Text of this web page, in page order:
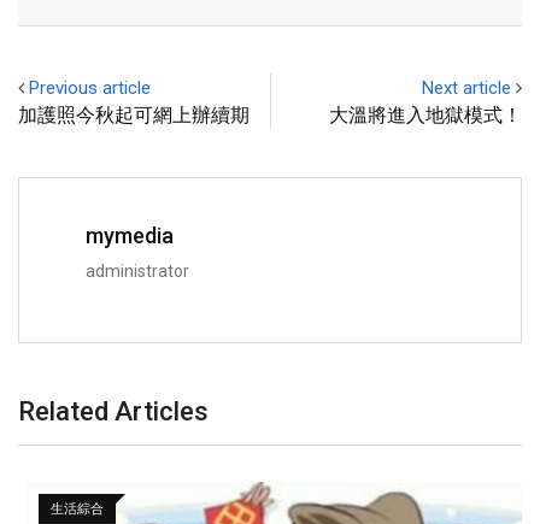
Previous article
加護照今秋起可網上辦續期
Next article
大溫將進入地獄模式！
mymedia
administrator
Related Articles
生活綜合